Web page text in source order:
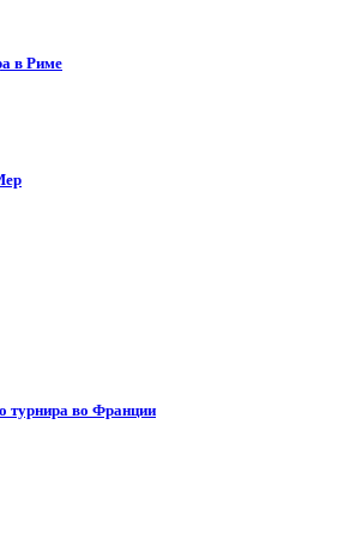
в Риме
турнира во Франции